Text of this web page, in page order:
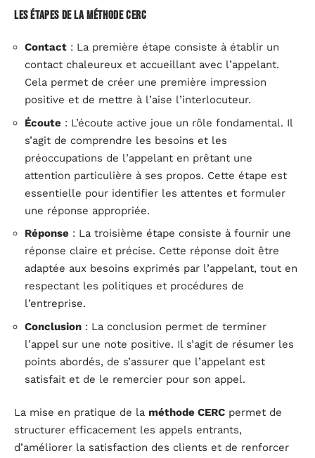
Les étapes de la méthode CERC
Contact : La première étape consiste à établir un
contact chaleureux et accueillant avec l’appelant.
Cela permet de créer une première impression
positive et de mettre à l’aise l’interlocuteur.
Écoute : L’écoute active joue un rôle fondamental. Il
s’agit de comprendre les besoins et les
préoccupations de l’appelant en prêtant une
attention particulière à ses propos. Cette étape est
essentielle pour identifier les attentes et formuler
une réponse appropriée.
Réponse : La troisième étape consiste à fournir une
réponse claire et précise. Cette réponse doit être
adaptée aux besoins exprimés par l’appelant, tout en
respectant les politiques et procédures de
l’entreprise.
Conclusion : La conclusion permet de terminer
l’appel sur une note positive. Il s’agit de résumer les
points abordés, de s’assurer que l’appelant est
satisfait et de le remercier pour son appel.
La mise en pratique de la méthode CERC permet de
structurer efficacement les appels entrants,
d’améliorer la satisfaction des clients et de renforcer